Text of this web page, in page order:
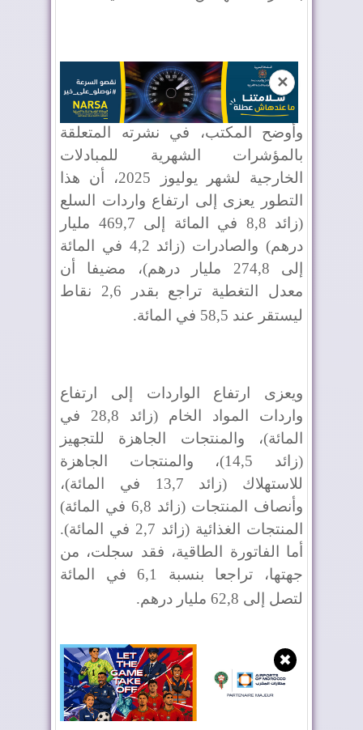
✕
وأوضح المكتب، في نشرته المتعلقة
بالمؤشرات الشهرية للمبادلات
الخارجية لشهر يوليوز 2025، أن هذا
التطور يعزى إلى ارتفاع واردات السلع
(زائد 8,8 في المائة إلى 469,7 مليار
درهم) والصادرات (زائد 4,2 في المائة
إلى 274,8 مليار درهم)، مضيفا أن
معدل التغطية تراجع بقدر 2,6 نقاط
ليستقر عند 58,5 في المائة
.
ويعزى ارتفاع الواردات إلى ارتفاع
واردات المواد الخام (زائد 28,8 في
المائة)، والمنتجات الجاهزة للتجهيز
(زائد 14,5)، والمنتجات الجاهزة
للاستهلاك (زائد 13,7 في المائة)،
وأنصاف المنتجات (زائد 6,8 في المائة)
المنتجات الغذائية (زائد 2,7 في المائة).
أما الفاتورة الطاقية، فقد سجلت، من
جهتها، تراجعا بنسبة 6,1 في المائة
لتصل إلى 62,8 مليار درهم
.
✖